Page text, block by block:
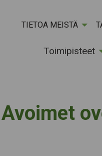
TIETOA MEISTÄ
Toimipisteet
Avoimet